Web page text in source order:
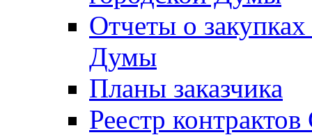
Отчеты о
Думы
Планы заказчика
Реестр